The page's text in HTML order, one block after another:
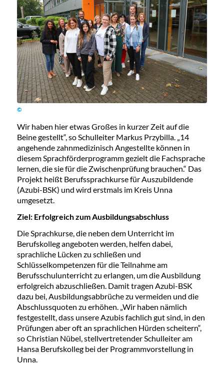
©
Wir haben hier etwas Großes in kurzer Zeit auf die
Beine gestellt“, so Schulleiter Markus Przybilla. „14
angehende zahnmedizinisch Angestellte können in
diesem Sprachförderprogramm gezielt die Fachsprache
lernen, die sie für die Zwischenprüfung brauchen.“ Das
Projekt heißt Berufssprachkurse für Auszubildende
(Azubi-BSK) und wird erstmals im Kreis Unna
umgesetzt.
Ziel: Erfolgreich zum Ausbildungsabschluss
Die Sprachkurse, die neben dem Unterricht im
Berufskolleg angeboten werden, helfen dabei,
sprachliche Lücken zu schließen und
Schlüsselkompetenzen für die Teilnahme am
Berufsschulunterricht zu erlangen, um die Ausbildung
erfolgreich abzuschließen. Damit tragen Azubi-BSK
dazu bei, Ausbildungsabbrüche zu vermeiden und die
Abschlussquoten zu erhöhen. „Wir haben nämlich
festgestellt, dass unsere Azubis fachlich gut sind, in den
Prüfungen aber oft an sprachlichen Hürden scheitern“,
so Christian Nübel, stellvertretender Schulleiter am
Hansa Berufskolleg bei der Programmvorstellung in
Unna.